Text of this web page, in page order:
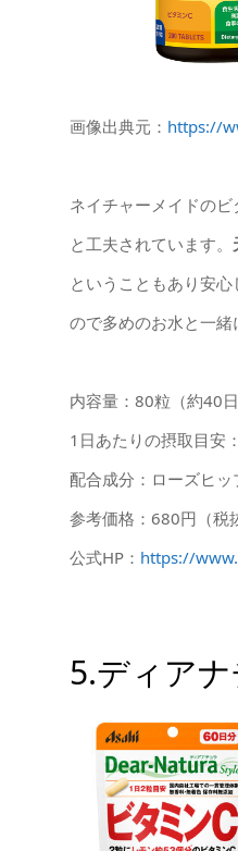
画像出典元： https://
ネイチャーメイドの
と工夫されています。
ということもあり安心
ので多めのお水と一緒
内容量：80粒（約40日
1日あたりの摂取目安
配合成分：ローズヒッ
参考価格：680円（税
公式HP： https://
5.ディア